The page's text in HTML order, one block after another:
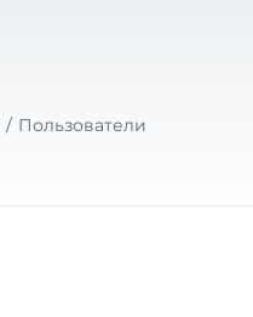
Пользователи